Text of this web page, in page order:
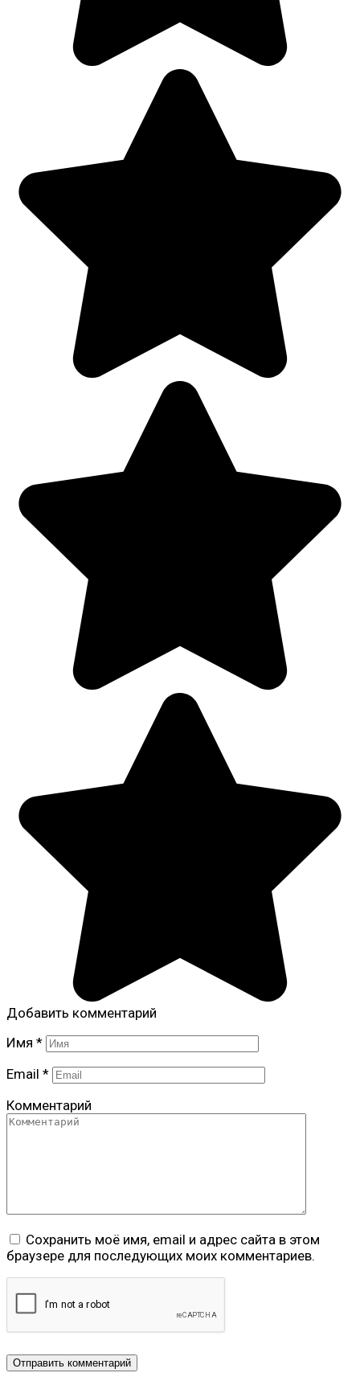
Добавить комментарий
Имя *
Email *
Комментарий
Сохранить моё имя, email и адрес сайта в этом
браузере для последующих моих комментариев.